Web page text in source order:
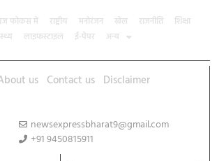
फोकस में राष्ट्रीय मनोरंजन खेल राजनीति
शिक्षा
लाइफस्टाइल ई-पेपर अन्य
us Contact us Disclaimer
newsexpressbharat9@gmail.com
+91 9450815911